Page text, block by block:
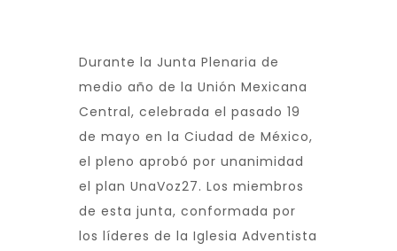
Durante la Junta Plenaria de
medio año de la Unión Mexicana
Central, celebrada el pasado 19
de mayo en la Ciudad de México,
el pleno aprobó por unanimidad
el plan UnaVoz27. Los miembros
de esta junta, conformada por
los líderes de la Iglesia Adventista